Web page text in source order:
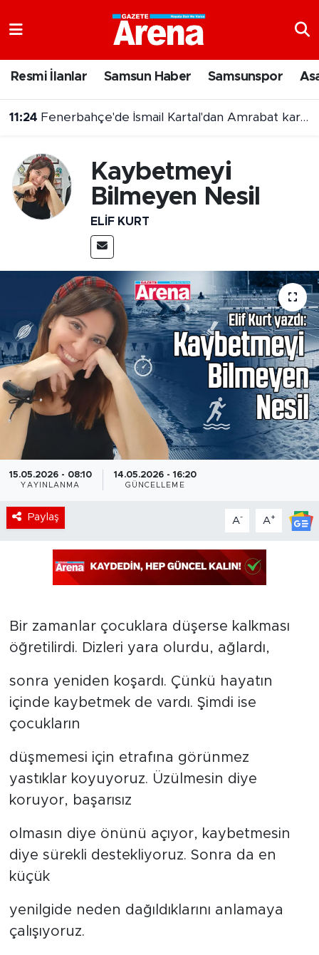
Resmi İlanlar Samsun Haber Samsunspor
Kaybetmeyi
Bilmeyen Nesil
ELIF KURT
15.05.2026 - 08:10
YAYINLANMA
14.05.2026 - 16:20
GÜNCELLEME
Paylaş A- A+
Bir zamanlar çocuklara düşerse kalkması
öğretilirdi. Dizleri yara olurdu, ağlardı,
sonra yeniden koşardı. Çünkü hayatın
içinde kaybetmek de vardı. Şimdi ise
çocukların
düşmemesi için etrafına görünmez
yastıklar koyuyoruz. Üzülmesin diye
koruyor, başarısız
olmasın diye önünü açıyor, kaybetmesin
diye sürekli destekliyoruz. Sonra da en
küçük
yenilgide neden dağıldıklarını anlamaya
çalışıyoruz.
Samsun Namaz Vakitleri
Trafik Durumu
Süper Lig Puan Durumu ve Fikstür
Tüm Manşetler
Son Dakika Haberleri
Haber Arşivi